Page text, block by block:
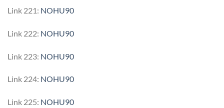
Link 221: NOHU90
Link 222: NOHU90
Link 223: NOHU90
Link 224: NOHU90
Link 225: NOHU90